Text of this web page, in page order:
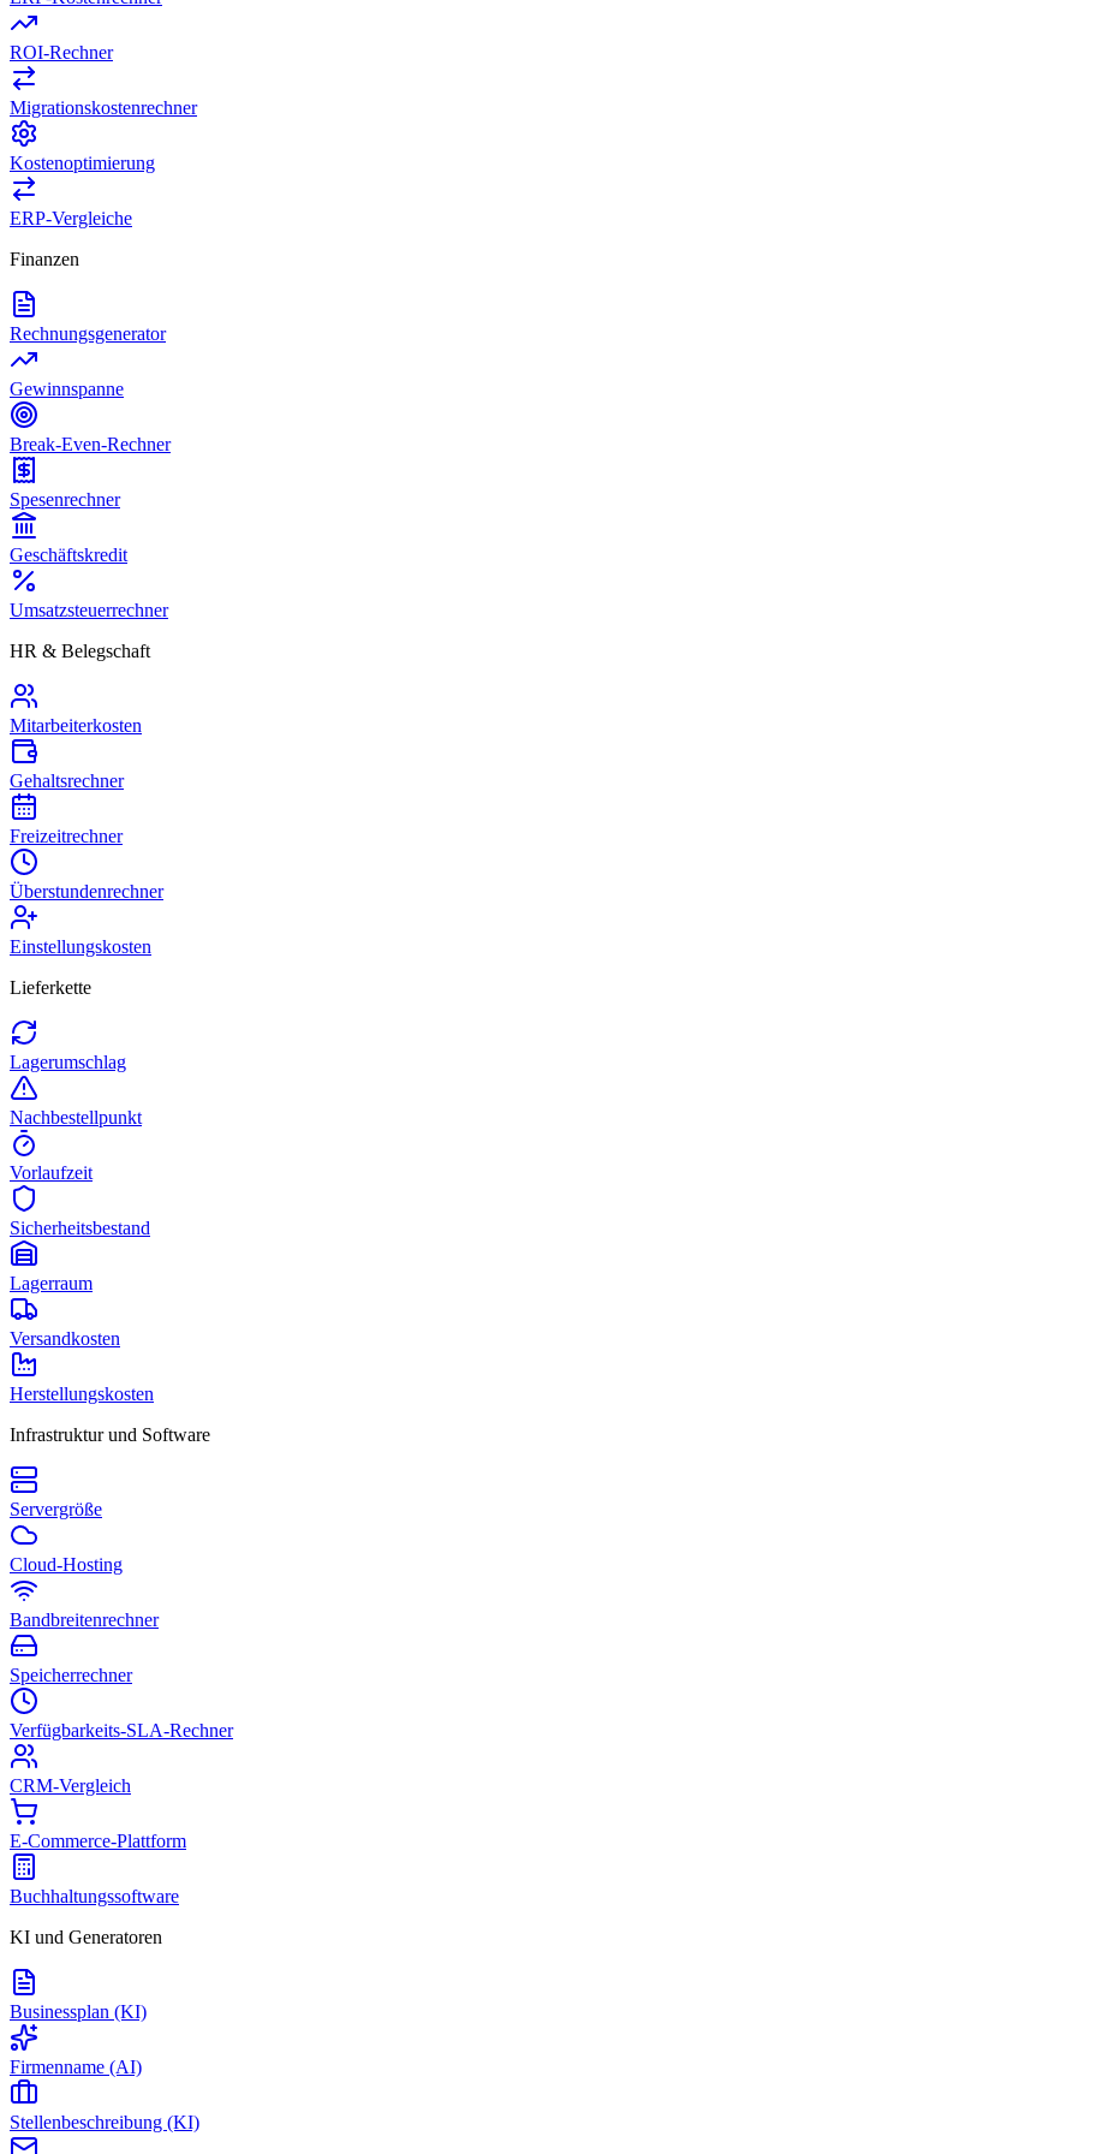
ROI-Rechner
Migrationskostenrechner
Kostenoptimierung
ERP-Vergleiche
Finanzen
Rechnungsgenerator
Gewinnspanne
Break-Even-Rechner
Spesenrechner
Geschäftskredit
Umsatzsteuerrechner
HR & Belegschaft
Mitarbeiterkosten
Gehaltsrechner
Freizeitrechner
Überstundenrechner
Einstellungskosten
Lieferkette
Lagerumschlag
Nachbestellpunkt
Vorlaufzeit
Sicherheitsbestand
Lagerraum
Versandkosten
Herstellungskosten
Infrastruktur und Software
Servergröße
Cloud-Hosting
Bandbreitenrechner
Speicherrechner
Verfügbarkeits-SLA-Rechner
CRM-Vergleich
E-Commerce-Plattform
Buchhaltungssoftware
KI und Generatoren
Businessplan (KI)
Firmenname (AI)
Stellenbeschreibung (KI)